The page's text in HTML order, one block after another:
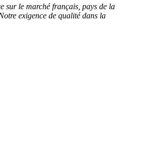
sur le marché français, pays de la
exigence de qualité dans la